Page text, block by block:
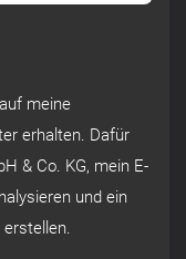
meine
erhalten. Dafür
& Co. KG, mein E-
und ein